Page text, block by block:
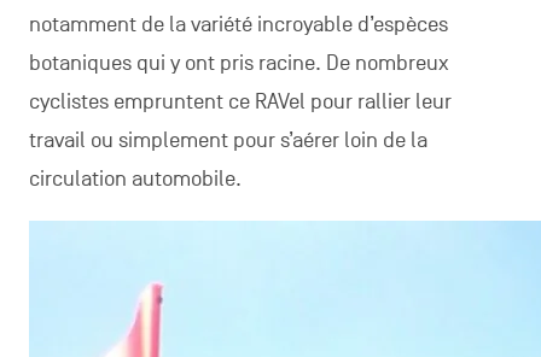
notamment de la variété incroyable d’espèces
botaniques qui y ont pris racine. De nombreux
cyclistes empruntent ce RAVel pour rallier leur
travail ou simplement pour s’aérer loin de la
circulation automobile.